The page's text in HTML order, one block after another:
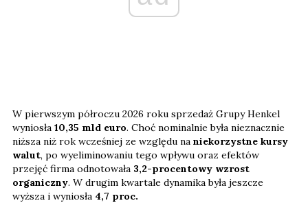
W pierwszym półroczu 2026 roku sprzedaż Grupy Henkel
wyniosła 10,35 mld euro. Choć nominalnie była nieznacznie
niższa niż rok wcześniej ze względu na niekorzystne kursy
walut, po wyeliminowaniu tego wpływu oraz efektów
przejęć firma odnotowała 3,2-procentowy wzrost
organiczny. W drugim kwartale dynamika była jeszcze
wyższa i wyniosła 4,7 proc.